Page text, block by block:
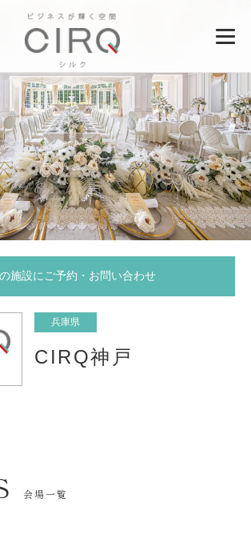
施設にご予約・お問い合わせ
兵庫県
CIRQ神戸
会場一覧